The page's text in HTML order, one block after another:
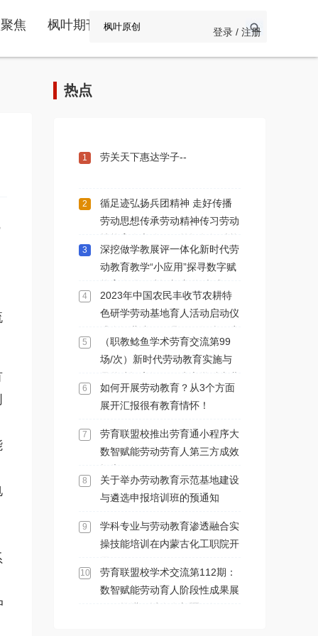
焦 枫叶期刊 登录 / 注册
热点
1 劳关天下惠达学子--
2
循足迹弘扬兵团精神 走好传播
劳动思想传承劳动精神传习劳动
劳育人学术交流第112期新疆石
河子站
3
深挖做学教展评一体化新时代劳
动教育教学“小应用”探寻数字赋
4
2023年中国农民丰收节农耕特
色研学劳动基地育人活动启动仪
会议室举办
5
（职教鲶鱼学术劳育交流第99
场/次）新时代劳动教育实施与
与劳动教育渗透融合实操技能专
项培训班在内蒙古化工职业学院
顺利开展
6
如何开展劳动教育？从3个方面
展开汇报很有教育情怀！
7
劳育联盟校推出劳育通小程序大
数智赋能劳动劳育人第三方成效
8
关于举办劳动教育示范基地建设
与遴选申报培训班的预通知
9
学科专业与劳动教育渗透融合实
操技能培训在内蒙古化工职院开
10
劳育联盟校学术交流第112期：
数智赋能劳动育人阶段性成果展